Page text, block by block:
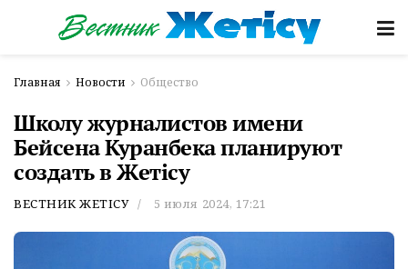
Главная Новости Общество
Школу журналистов имени
Бейсена Куранбека планируют
создать в Жетісу
ВЕСТНИК ЖЕТІСУ 5 июля 2024, 17:21